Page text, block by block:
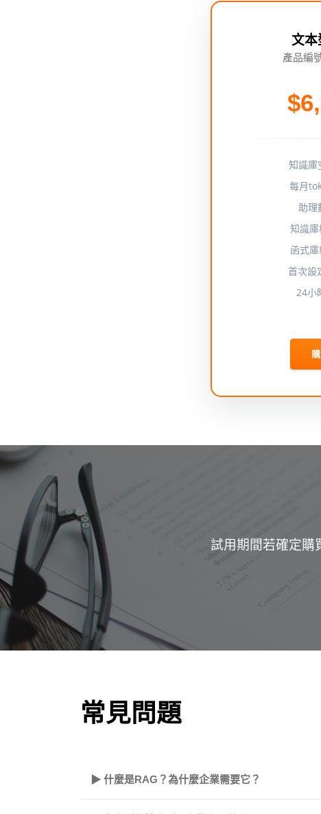
文
產品編
知識庫
每月
助理
知識庫
函式庫
首次設
24小
試用期間若確定購
常見問題
▶ 什麼是RAG？為什麼企業需要它？